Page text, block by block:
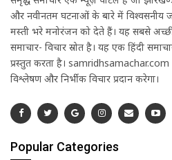
और नवीनतम घटनाओं के बारे में विश्वसनीय
मस्ती भरे मनोरंजन को देते हैं। यह सबसे
समाचार- विचार स्रोत है। यह एक हिंदी
प्रस्तुत करता है। samridhsamachar.com
विश्लेषण और निर्भीक विचार प्रदान करेगा।
Popular Categories